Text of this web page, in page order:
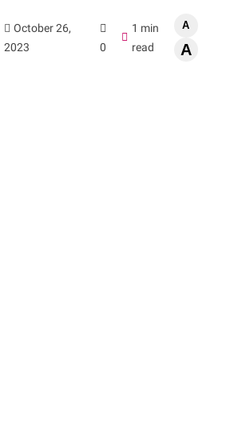
October 26,
2023
0
1 min
read
A
A